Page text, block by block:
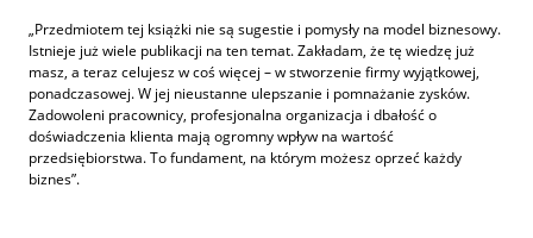
„Przedmiotem tej książki nie są sugestie i pomysły na model biznesowy.
Istnieje już wiele publikacji na ten temat. Zakładam, że tę wiedzę już
masz, a teraz celujesz w coś więcej – w stworzenie firmy wyjątkowej,
ponadczasowej. W jej nieustanne ulepszanie i pomnażanie zysków.
Zadowoleni pracownicy, profesjonalna organizacja i dbałość o
doświadczenia klienta mają ogromny wpływ na wartość
przedsiębiorstwa. To fundament, na którym możesz oprzeć każdy
biznes”.